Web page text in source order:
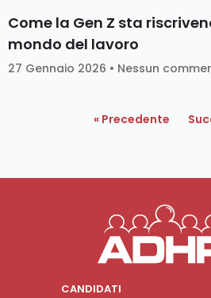
Come la Gen Z sta
mondo del lavoro
27 Gennaio 2026 Nessun
« Precedente
CANDIDATI